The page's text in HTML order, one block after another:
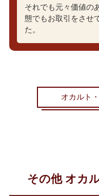
それでも元々価値の
態でもお取引をさせ
た。
オカルト
その他 オカ